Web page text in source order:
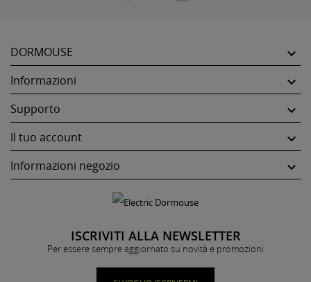
DORMOUSE 
Informazioni 
Supporto 
Il tuo account 
Informazioni negozio 
ISCRIVITI ALLA NEWSLETTER
Per essere sempre aggiornato su novità e promozioni